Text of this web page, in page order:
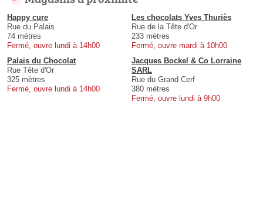
Happy cure
Rue du Palais
74 mètres
Fermé, ouvre lundi à 14h00
Les chocolats Yves Thuriès
Rue de la Tête d'Or
233 mètres
Fermé, ouvre mardi à 10h00
Palais du Chocolat
Rue Tête d'Or
325 mètres
Fermé, ouvre lundi à 14h00
Jacques Bockel & Co Lorraine
SARL
Rue du Grand Cerf
380 mètres
Fermé, ouvre lundi à 9h00